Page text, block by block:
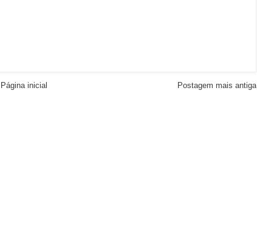
Postagem mais antiga
Página inicial